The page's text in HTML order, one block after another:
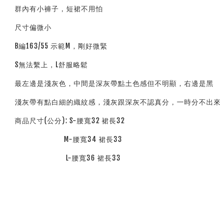
群內有小褲子，短裙不用怕
尺寸偏微小
B編163/55 示範M，剛好微緊
S無法繫上，L舒服略鬆
最左邊是淺灰色，中間是深灰帶點土色感但不明顯，右邊是黑
淺灰帶有點白細的織紋感，淺灰跟深灰不認真分，一時分不出
商品尺寸(公分): S-腰寬32 裙長32
M-腰寬34 裙長33
L-腰寬36 裙長33